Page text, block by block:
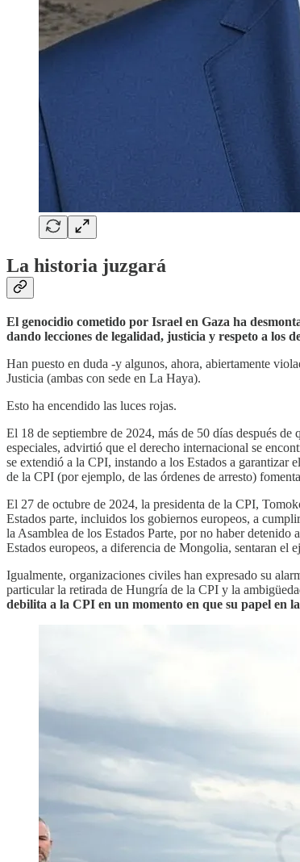
La historia juzgará
El genocidio cometido por Israel en Gaza ha
dando lecciones de legalidad, justicia y respeto a los
Han puesto en duda -y algunos, ahora, abiertamente
Justicia (ambas con sede en La Haya).
Esto ha encendido las luces rojas.
El 18 de septiembre de 2024, más de 50 días después
especiales, advirtió que el derecho internacional se
se extendió a la CPI, instando a los Estados a
de la CPI (por ejemplo, de las órdenes de arresto)
El 27 de octubre de 2024, la presidenta de la CPI,
Estados parte, incluidos los gobiernos europeos, a
la Asamblea de los Estados Parte, por no haber
Estados europeos, a diferencia de Mongolia, sentaran el
Igualmente, organizaciones civiles han expresado su
particular la retirada de Hungría de la CPI y la
debilita a la CPI en un momento en que su papel en